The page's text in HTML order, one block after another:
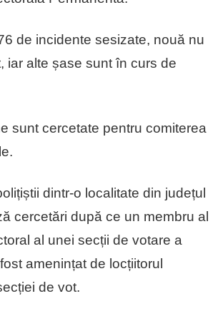
de incidente sesizate, nouă nu
iar alte șase sunt în curs de
sunt cercetate pentru comiterea
dintr-o localitate din județul
cercetări după ce un membru al
al unei secții de votare a
amenințat de locțiitorul
de vot.